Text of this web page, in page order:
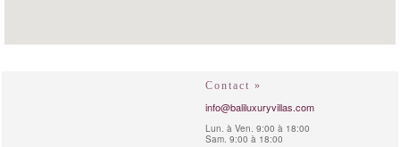
Contact »
info@baliluxuryvillas.com
Lun. à Ven. 9:00 à 18:00
Sam. 9:00 à 18:00